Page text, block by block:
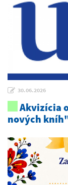
30.06.2026
Akvizícia
nových